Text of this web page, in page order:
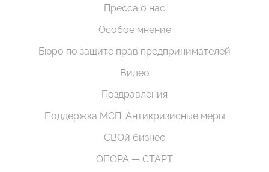
Пресса о нас
Особое мнение
Бюро по защите прав предпринимателей
Видео
Поздравления
Поддержка МСП. Антикризисные меры
СВОй бизнес
ОПОРА — СТАРТ